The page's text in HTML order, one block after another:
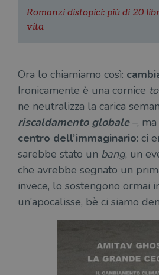
Romanzi distopici: più di 20
vita
Ora lo chiamiamo così:
Ironicamente è una cornice
ne neutralizza la carica
riscaldamento globale–, ma
centro dell’immaginario: ci
sarebbe stato un bang, un
che avrebbe segnato un
invece, lo sostengono ormai
un’apocalisse, bè ci siamo